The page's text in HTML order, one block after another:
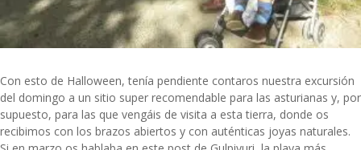
Con esto de Halloween, tenía pendiente contaros nuestra excursión
del domingo a un sitio super recomendable para las asturianas y, por
supuesto, para las que vengáis de visita a esta tierra, donde os
recibimos con los brazos abiertos y con auténticas joyas naturales.